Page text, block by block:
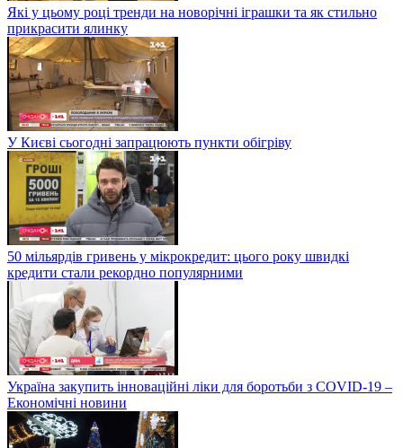
Які у цьому році тренди на новорічні іграшки та як стильно
прикрасити ялинку
У Києві сьогодні запрацюють пункти обігріву
50 мільярдів гривень у мікрокредит: цього року швидкі
кредити стали рекордно популярними
Україна закупить інноваційні ліки для боротьби з COVID-19 –
Економічні новини